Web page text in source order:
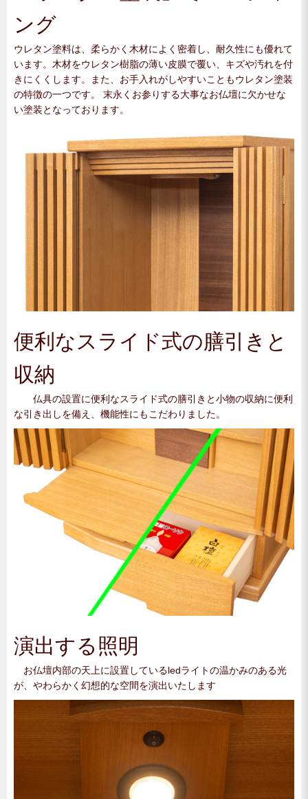
ング
ウレタン塗料は、柔らかく木材によく密着し、耐久性にも優れて
います。木材をウレタン樹脂の薄い皮膜で覆い、キズや汚れを付
きにくくします。また、お手入れがしやすいこともウレタン塗装
の特徴の一つです。 末永くお参りする大事なお仏壇に欠かせな
い塗装となっております。
便利なスライド式の膳引きと
収納
仏具の設置に便利なスライド式の膳引きと小物の収納に便利
な引き出しを備え、機能性にもこだわりました。
演出する照明
お仏壇内部の天上に設置しているledライトの温かみのある光
が、やわらかく幻想的な空間を演出いたします